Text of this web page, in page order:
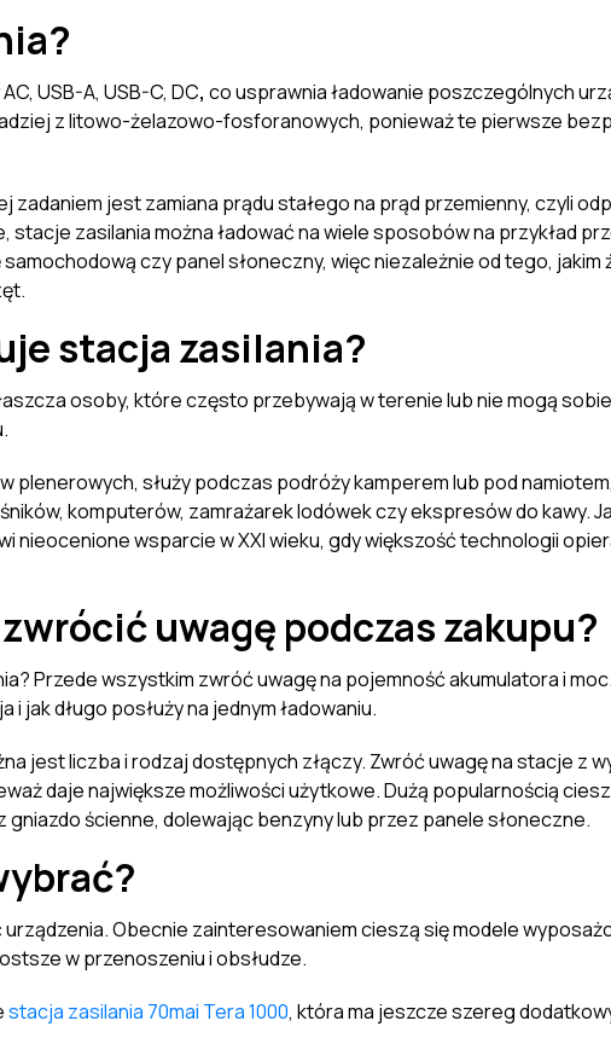
AC, USB-A, USB-C, DC, co usprawnia ładowanie poszczególnych
z litowo-żelazowo-fosforanowych, ponieważ te pierwsze
jest zamiana prądu stałego na prąd przemienny, czyli
zasilania można ładować na wiele sposobów na przykład
czy panel słoneczny, więc niezależnie od tego, jakim
stacja zasilania?
osoby, które często przebywają w terenie lub nie mogą
plenerowych, służy podczas podróży kamperem lub pod
komputerów, zamrażarek lodówek czy ekspresów do kawy.
wsparcie w XXI wieku, gdy większość technologii
uwagę podczas zakupu?
Przede wszystkim zwróć uwagę na pojemność akumulatora i
jak długo posłuży na jednym ładowaniu.
jest liczba i rodzaj dostępnych złączy. Zwróć uwagę na stacje z
daje największe możliwości użytkowe. Dużą popularnością
gniazdo ścienne, dolewając benzyny lub przez panele słoneczne.
Obecnie zainteresowaniem cieszą się modele
w przenoszeniu i obsłudze.
stacja zasilania 70mai Tera 1000, która ma jeszcze szereg